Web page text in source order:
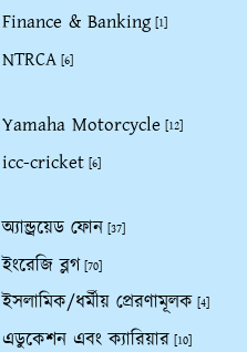
Finance & Banking [1]
NTRCA [6]
Yamaha Motorcycle [12]
icc-cricket [6]
অ্যান্ড্রয়েড ফোন [37]
ইংরেজি ব্লগ [70]
ইসলামিক/ধর্মীয় প্রেরণামূলক [4]
এডুকেশন এবং ক্যারিয়ার [10]